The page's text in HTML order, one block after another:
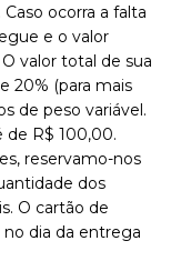
ocorra a falta
e o valor
valor total de sua
20% (para mais
de peso variável.
de R$ 100,00.
reservamo-nos
dos
O cartão de
dia da entrega